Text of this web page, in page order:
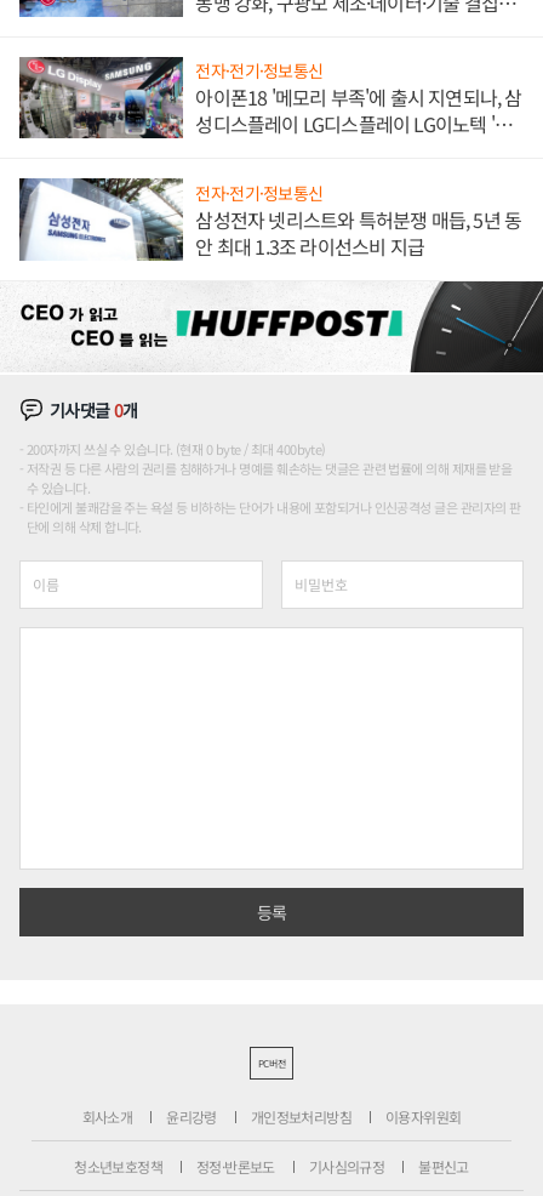
전자·전기·정보통신
아이폰18 '메모리 부족'에 출시 지연되나, 삼
성디스플레이 LG디스플레이 LG이노텍 '탈
전자·전기·정보통신
삼성전자 넷리스트와 특허분쟁 매듭, 5년 동
안 최대 1.3조 라이선스비 지급
기사댓글0개
200자까지 쓰실 수 있습니다. (현재 0 byte / 최대 400byte)
저작권 등 다른 사람의 권리를 침해하거나 명예를 훼손하는 댓글은 관련 법률에 의해 제재를 받을
수 있습니다.
타인에게 불쾌감을 주는 욕설 등 비하하는 단어가 내용에 포함되거나 인신공격성 글은 관리자의 판
단에 의해 삭제 합니다.
PC버전
회사소개 윤리강령 개인정보처리방침 이용자위원회
청소년보호정책 정정·반론보도 기사심의규정 불편신고